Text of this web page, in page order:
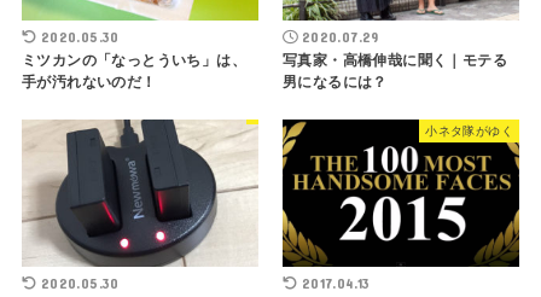
2020.05.30
ミツカンの「なっとういち」は、
手が汚れないのだ！
2020.07.29
写真家・高橋伸哉に聞く｜モテる
男になるには？
2020.05.30
小ネタ隊がゆく
2017.04.13